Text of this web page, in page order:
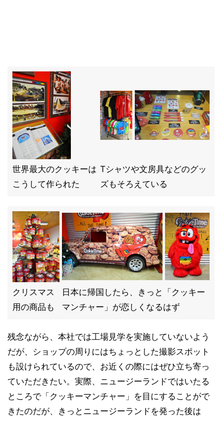
世界最大のクッキーは
こうして作られた
Tシャツや文房具などのグッ
ズもそろえている
クリスマス
用の商品も
日本に帰国したら、きっと「クッキー
マンチャー」が恋しくなるはず
残念ながら、本社では工場見学を実施していないよう
だが、ショップの周りにはちょっとした撮影スポット
も設けられているので、お近くの際にはぜひ立ち寄っ
ていただきたい。実際、ニュージーランドではいたる
ところで「クッキーマンチャー」を目にすることがで
きたのだが、きっとニュージーランドを発った後は